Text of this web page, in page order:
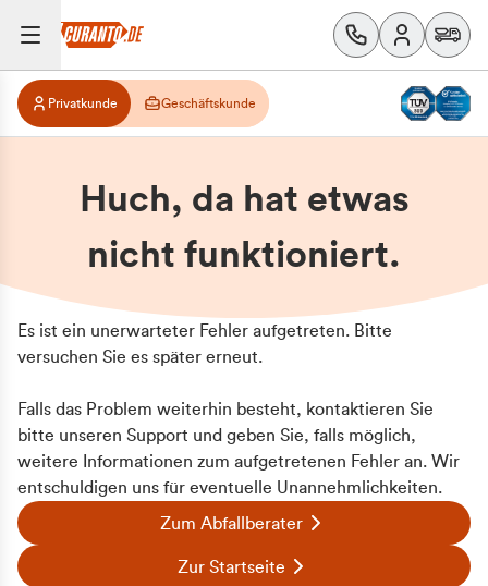
Privatkunde Geschäftskunde
Huch, da hat etwas
nicht funktioniert.
Es ist ein unerwarteter Fehler aufgetreten. Bitte
versuchen Sie es später erneut.
Falls das Problem weiterhin besteht, kontaktieren Sie
bitte unseren Support und geben Sie, falls möglich,
weitere Informationen zum aufgetretenen Fehler an. Wir
entschuldigen uns für eventuelle Unannehmlichkeiten.
Zum Abfallberater
Zur Startseite